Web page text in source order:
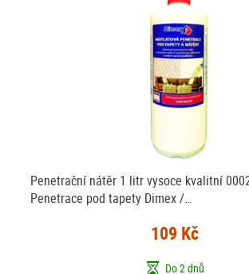
Penetrační nátěr 1 litr vysoce kvalitní
Penetrace pod tapety Dimex /…
109 Kč
Do 2 dnů